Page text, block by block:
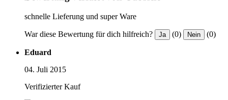
schnelle Lieferung und super Ware
War diese Bewertung für dich hilfreich? Ja (0) Nein (0)
Eduard
04. Juli 2015
Verifizierter Kauf